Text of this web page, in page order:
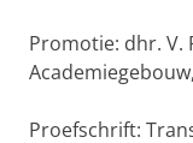
Promotie: dhr. V.
Proefschrift: